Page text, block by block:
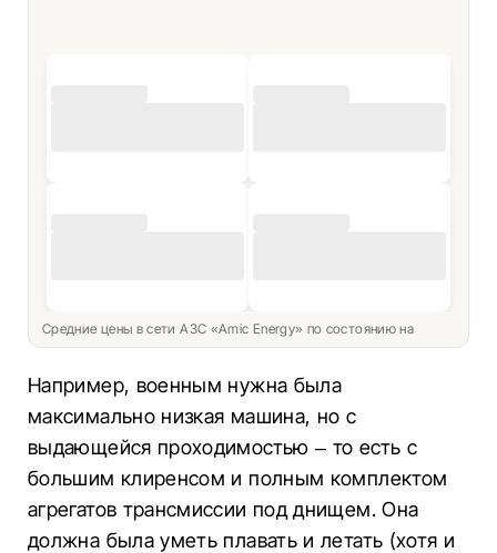
Средние цены в сети АЗС «Amic Energy» по состоянию на
Например, военным нужна была
максимально низкая машина, но с
выдающейся проходимостью – то есть с
большим клиренсом и полным комплектом
агрегатов трансмиссии под днищем. Она
должна была уметь плавать и летать (хотя и